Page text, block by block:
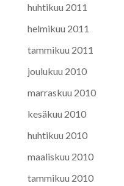
huhtikuu 2011
helmikuu 2011
tammikuu 2011
joulukuu 2010
marraskuu 2010
kesäkuu 2010
huhtikuu 2010
maaliskuu 2010
tammikuu 2010